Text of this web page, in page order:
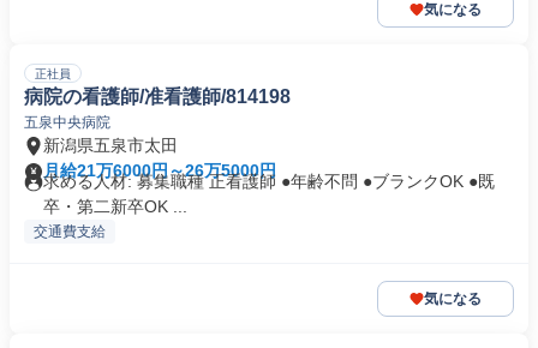
気になる
正社員
病院の看護師/准看護師/814198
五泉中央病院
新潟県五泉市太田
月給21万6000円～26万5000円
求める人材: 募集職種 正看護師 ●年齢不問 ●ブランクOK ●既
卒・第二新卒OK ...
交通費支給
気になる